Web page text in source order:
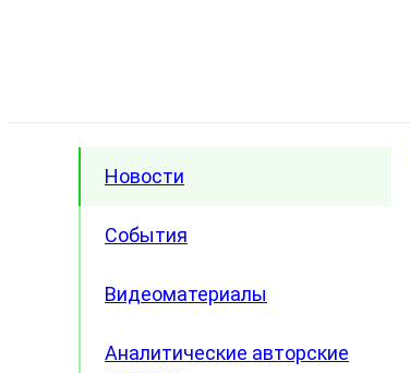
Новости
События
Видеоматериалы
Аналитические авторские